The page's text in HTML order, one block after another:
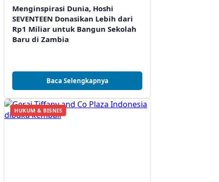
Menginspirasi Dunia, Hoshi
SEVENTEEN Donasikan Lebih dari
Rp1 Miliar untuk Bangun Sekolah
Baru di Zambia
Baca Selengkapnya
HUKUM & BISNIS